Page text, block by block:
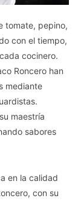
tomate, pepino,
con el tiempo,
cocinero.
Roncero han
mediante
maestría
sabores
en la calidad
con su